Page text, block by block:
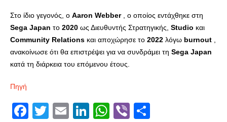
Στο ίδιο γεγονός, ο Aaron Webber, ο οποίος εντάχθηκε στη
Sega Japan το 2020 ως Διευθυντής Στρατηγικής, Studio και
Community Relations και αποχώρησε το 2022 λόγω burnout
ανακοίνωσε ότι θα επιστρέψει για να συνδράμει τη Sega Japan
κατά τη διάρκεια του επόμενου έτους.
Πηγή
Facebook
Twitter
EmailLinkedIn
WhatsApp
Viber